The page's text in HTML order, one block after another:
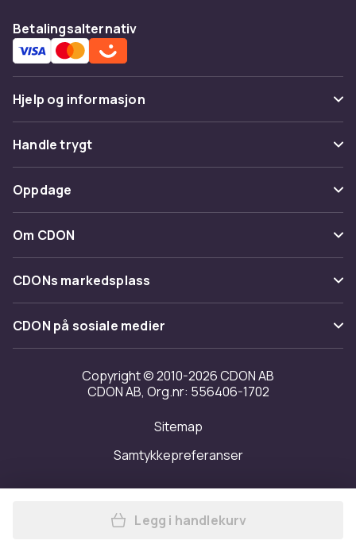
Betalingsalternativ
Hjelp og informasjon
Vanlige spørsmål
Spor pakke
Angre & returner her
Kontakt oss
Handle trygt
Betaling
Levering
Tilbakekallinger
Oppdage
Kategorier
Varemerker
Om CDON
Om oss
Kundeanmeldelser
Jobbe på CDON
Investor relations
Tilgjengelighet
CDONs markedsplass
Merchant Help Center
CDON på sosiale medier
Copyright © 2010-2026 CDON AB
CDON AB, Org.nr: 556406-1702
Sitemap
Samtykkepreferanser
Legg Hydraulisk dørstopp
Legg i handlekurv